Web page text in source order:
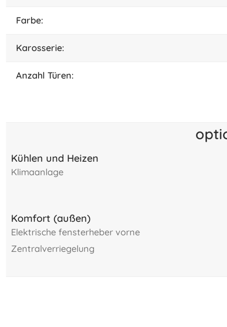
farbe:
karosserie:
Anzahl Türen:
Kühlen und Heizen
klimaanlage
Komfort (außen)
elektrische fensterheber vorne
zentralverriegelung